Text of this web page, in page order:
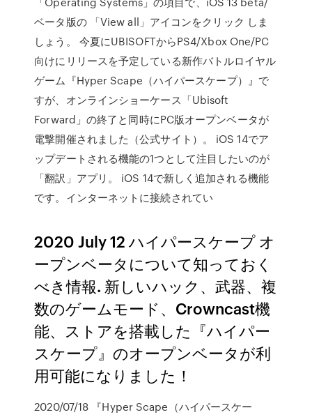
ベータ版の 「View all」アイコンをクリック しま
しょう。 今夏にUBISOFTからPS4/Xbox One/PC
向けにリリースを予定している新作バトルロイヤル
ゲーム『Hyper Scape（ハイパースケープ）』で
すが、オンラインショーケース「Ubisoft
Forward」の終了と同時にPC版オープンベータが
電撃開催されました（公式サイト）。 iOS 14でア
ップデートされる機能の1つとして注目したいのが
「翻訳」アプリ。 iOS 14で新しく追加される機能
です。インターネットに接続されてい
2020 July 12 ハイパースケープ オ
ープンベータについて知っておく
べき情報. 新しいハック、武器、複
数のゲームモード、Crowncast機
能、ストアを搭載した『ハイパー
スケープ』のオープンベータが利
用可能になりました！
2020/07/18 『Hyper Scape（ハイパースケー